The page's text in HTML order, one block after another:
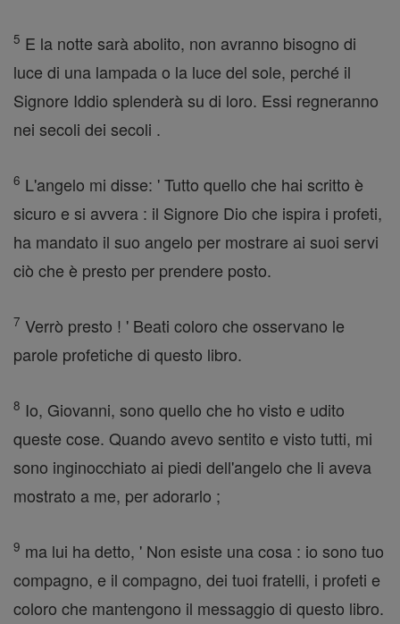
5 E la notte sarà abolito, non avranno bisogno di
luce di una lampada o la luce del sole, perché il
Signore Iddio splenderà su di loro. Essi regneranno
nei secoli dei secoli .
6 L'angelo mi disse: ' Tutto quello che hai scritto è
sicuro e si avvera : il Signore Dio che ispira i profeti,
ha mandato il suo angelo per mostrare ai suoi servi
ciò che è presto per prendere posto.
7 Verrò presto ! ' Beati coloro che osservano le
parole profetiche di questo libro.
8 Io, Giovanni, sono quello che ho visto e udito
queste cose. Quando avevo sentito e visto tutti, mi
sono inginocchiato ai piedi dell'angelo che li aveva
mostrato a me, per adorarlo ;
9 ma lui ha detto, ' Non esiste una cosa : io sono tuo
compagno, e il compagno, dei tuoi fratelli, i profeti e
coloro che mantengono il messaggio di questo libro.